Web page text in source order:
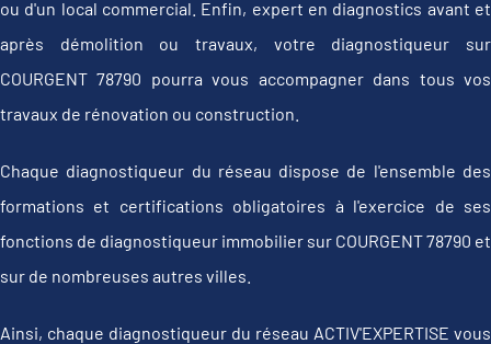
ou d'un local commercial. Enfin, expert en diagnostics avant et
après démolition ou travaux, votre diagnostiqueur sur
COURGENT 78790 pourra vous accompagner dans tous vos
travaux de rénovation ou construction.
Chaque diagnostiqueur du réseau dispose de l'ensemble des
formations et certifications obligatoires à l'exercice de ses
fonctions de diagnostiqueur immobilier sur COURGENT 78790 et
sur de nombreuses autres villes.
Ainsi, chaque diagnostiqueur du réseau ACTIV'EXPERTISE vous